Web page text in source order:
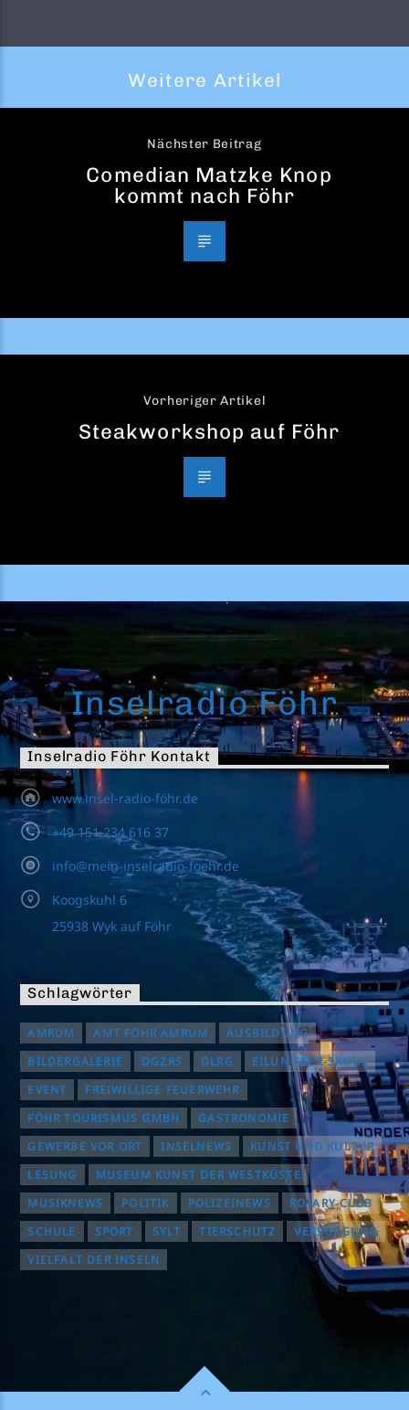
Weitere Artikel
Nächster Beitrag
Comedian Matzke Knop
kommt nach Föhr
Vorheriger Artikel
Steakworkshop auf Föhr
Inselradio Föhr
Inselradio Föhr Kontakt
www.insel-radio-föhr.de
+49 151 234 616 37
info@mein-inselradio-foehr.de
Koogskuhl 6
25938 Wyk auf Föhr
Schlagwörter
AMRUM AMT FÖHR AMRUM
AUSBILDUNG
BILDERGALERIE
DGZRS DLRG
EILUN-FEER-SKUUL
EVENT
FREIWILLIGE FEUERWEHR
FÖHR TOURISMUS GMBH
GASTRONOMIE
GEWERBE VOR ORT
INSELNEWS
KUNST UND KULTUR
LESUNG
MUSEUM KUNST DER WESTKÜSTE
MUSIKNEWS
POLITIK POLIZEINEWS
ROTARY CLUB
SCHULE
SPORT SYLT TIERSCHUTZ
VERSORGUNG
VIELFALT DER INSELN